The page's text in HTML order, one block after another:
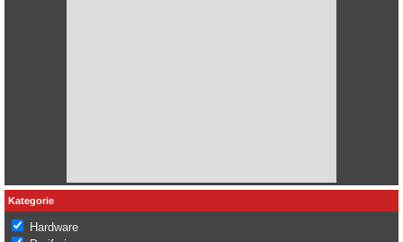
Kategorie
Hardware